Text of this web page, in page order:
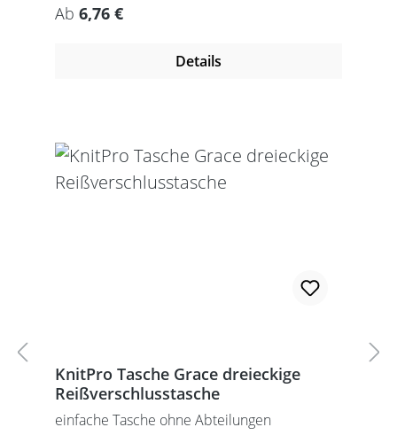
Regulärer Preis:
Ab 6,76 €
Details
KnitPro Tasche Grace dreieckige
Reißverschlusstasche
einfache Tasche ohne Abteilungen